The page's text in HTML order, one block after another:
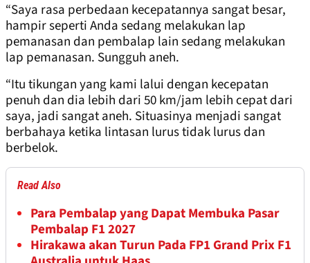
“Saya rasa perbedaan kecepatannya sangat besar,
hampir seperti Anda sedang melakukan lap
pemanasan dan pembalap lain sedang melakukan
lap pemanasan. Sungguh aneh.
“Itu tikungan yang kami lalui dengan kecepatan
penuh dan dia lebih dari 50 km/jam lebih cepat dari
saya, jadi sangat aneh. Situasinya menjadi sangat
berbahaya ketika lintasan lurus tidak lurus dan
berbelok.
Read Also
Para Pembalap yang Dapat Membuka Pasar
Pembalap F1 2027
Hirakawa akan Turun Pada FP1 Grand Prix F1